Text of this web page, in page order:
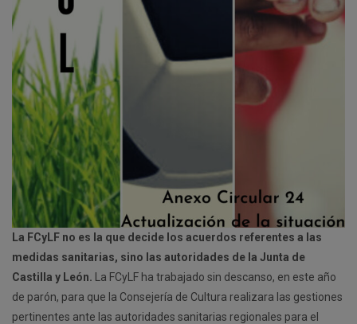
La FCyLF no es la que decide los acuerdos referentes a las
medidas sanitarias, sino las autoridades de la Junta de
Castilla y León.
La FCyLF ha trabajado sin descanso, en este año
de parón, para que la Consejería de Cultura realizara las gestiones
pertinentes ante las autoridades sanitarias regionales para el